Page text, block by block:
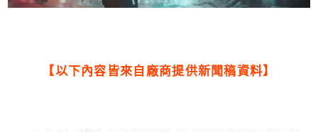
【以下內容皆來自廠商提供新聞稿資料】